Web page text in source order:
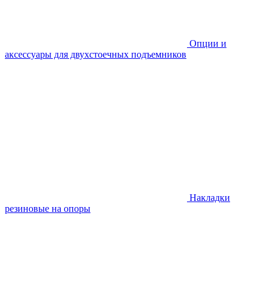
Опции и
аксессуары для двухстоечных подъемников
Накладки
резиновые на опоры